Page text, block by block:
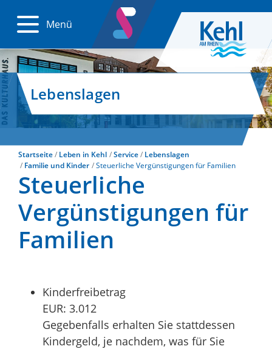
Menü
Lebenslagen
Startseite Leben in Kehl Service
Lebenslagen
Familie und Kinder
Steuerliche Vergünstigungen für Familien
Steuerliche
Vergünstigungen für
Familien
Kinderfreibetrag
EUR: 3.012
Gegebenfalls erhalten Sie stattdessen
Kindergeld, je nachdem, was für Sie